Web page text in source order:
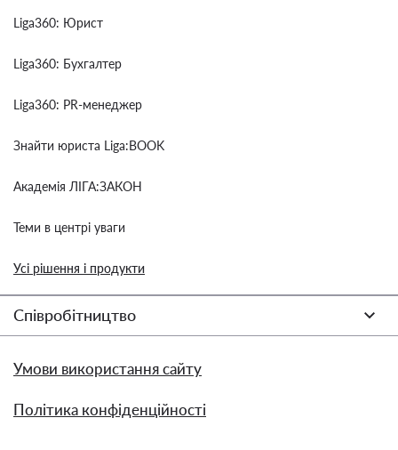
Liga360: Юрист
Liga360: Бухгалтер
Liga360: PR-менеджер
Знайти юриста Liga:BOOK
Академія ЛІГА:ЗАКОН
Теми в центрі уваги
Усі рішення і продукти
Співробітництво
Умови використання сайту
Політика конфіденційності